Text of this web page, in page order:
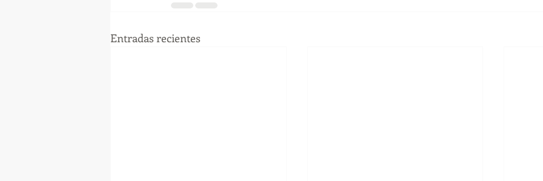
Entradas recientes